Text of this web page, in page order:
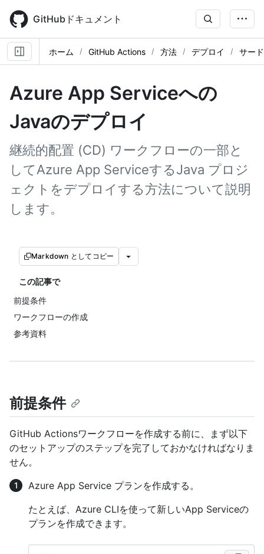
main
content
GitHubドキュメント
ホーム GitHub Actions 方法 デプロイ サー
Azure App Serviceへの
Javaのデプロイ
継続的配置 (CD) ワークフローの一部と
してAzure App ServiceするJava プロジ
ェクトをデプロイする方法について説明
します。
Markdown としてコピー
この記事で
前提条件
ワークフローの作成
参考資料
前提条件
GitHub Actionsワークフローを作成する前に、まず以下
のセットアップのステップを完了しておかなければなりま
せん。
Azure App Service プランを作成する。
たとえば、Azure CLIを使って新しいApp Serviceの
プランを作成できます。